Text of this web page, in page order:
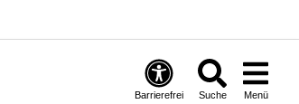
Barrierefrei Suche Menü